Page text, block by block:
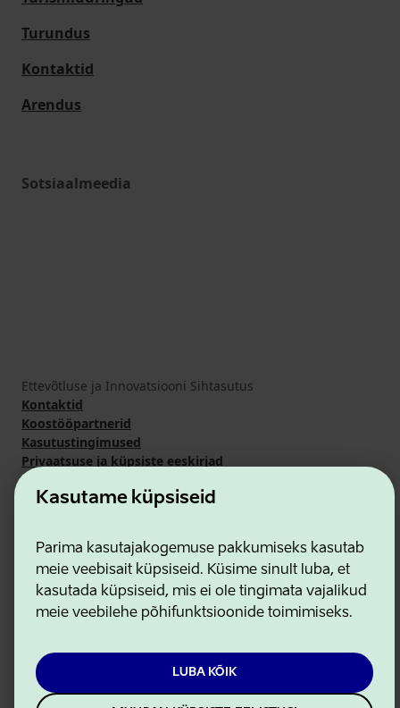
Kasutame küpsiseid
Parima kasutajakogemuse pakkumiseks kasutab
meie veebisait küpsiseid. Küsime sinult luba, et
kasutada küpsiseid, mis ei ole tingimata vajalikud
meie veebilehe põhifunktsioonide toimimiseks.
LUBA KÕIK
Turundus
Kontaktid
Arendus
Sotsiaalmeedia
Ettevõtluse ja Innovatsiooni Sihtasutus
Kontaktid
Koostööpartnerid
Kasutustingimused
Privaatsuse ja küpsiste eeskirjad